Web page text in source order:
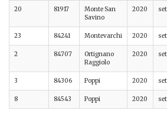
20 81917
Monte San
Savino
2020
23 84241 Montevarchi 2020
2 84707
Ortignano
Raggiolo
2020
3 84306 Poppi 2020
8 84543 Poppi 2020